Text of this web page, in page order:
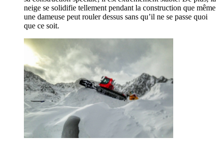
neige se solidifie tellement pendant la construction que même
une dameuse peut rouler dessus sans qu’il ne se passe quoi
que ce soit.